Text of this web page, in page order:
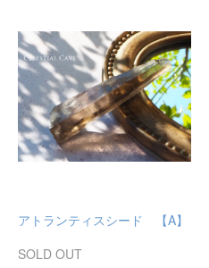
アトランティスシード 【A】
SOLD OUT